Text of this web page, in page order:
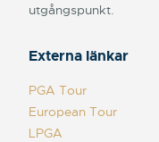
utgångspunkt.
Externa länkar
PGA Tour
European Tour
LPGA